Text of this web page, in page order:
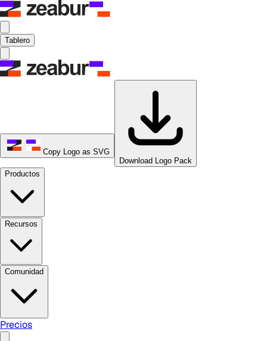
Tablero
Copy Logo as SVG
Download Logo Pack
Productos
Recursos
Comunidad
Precios